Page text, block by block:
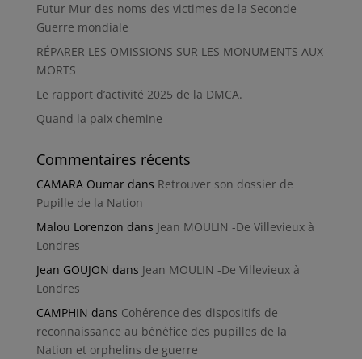
Futur Mur des noms des victimes de la Seconde
Guerre mondiale
RÉPARER LES OMISSIONS SUR LES MONUMENTS AUX
MORTS
Le rapport d’activité 2025 de la DMCA.
Quand la paix chemine
Commentaires récents
CAMARA Oumardans Retrouver son dossier de
Pupille de la Nation
Malou Lorenzon dans Jean MOULIN -De Villevieux à
Londres
Jean GOUJON dans Jean MOULIN -De Villevieux à
Londres
CAMPHIN dans Cohérence des dispositifs de
reconnaissance au bénéfice des pupilles de la
Nation et orphelins de guerre